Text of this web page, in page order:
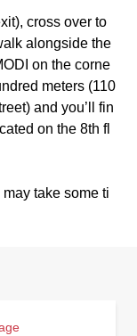
cross over to
alongside the
on the corne
meters (110
and you’ll fin
on the 8th fl
take some ti